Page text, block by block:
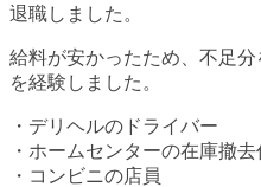
退職しました。
給料が安かったため、不足
を経験しました。
・デリヘルのドライバー
・ホームセンターの在庫撤去
・コンビニの店員